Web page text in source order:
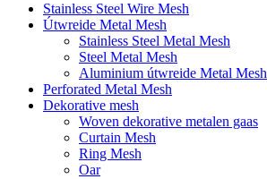
Stainless Steel Wire Mesh
Útwreide Metal Mesh
Stainless Steel Metal Mesh
Steel Metal Mesh
Aluminium útwreide Metal Mesh
Perforated Metal Mesh
Dekorative mesh
Woven dekorative metalen gaas
Curtain Mesh
Ring Mesh
Oar